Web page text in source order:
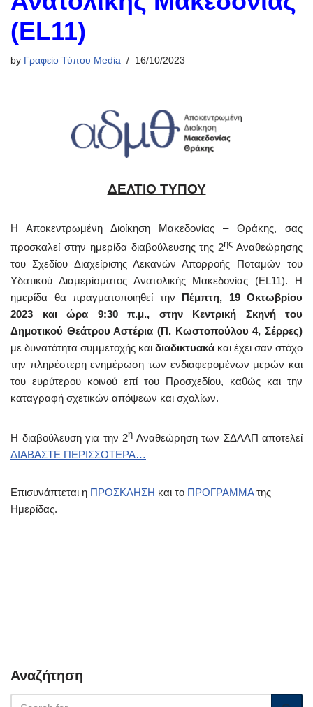
(EL11)
by Γραφείο Τύπου Media 16/10/2023
ΔΕΛΤΙΟ ΤΥΠΟΥ
Η Αποκεντρωμένη Διοίκηση Μακεδονίας – Θράκης, σας
προσκαλεί στην ημερίδα διαβούλευσης της 2ης Αναθεώρησης
του Σχεδίου Διαχείρισης Λεκανών Απορροής Ποταμών του
Υδατικού Διαμερίσματος Ανατολικής Μακεδονίας (EL11). H
ημερίδα θα πραγματοποιηθεί την Πέμπτη, 19 Οκτωβρίου
2023 και ώρα 9:30 π.μ., στην Κεντρική Σκηνή του
Δημοτικού Θεάτρου Αστέρια (Π. Κωστοπούλου 4, Σέρρες)
με δυνατότητα συμμετοχής και διαδικτυακά και έχει σαν στόχο
την πληρέστερη ενημέρωση των ενδιαφερομένων μερών και
του ευρύτερου κοινού επί του Προσχεδίου, καθώς και την
καταγραφή σχετικών απόψεων και σχολίων.
Η διαβούλευση για την 2η Αναθεώρηση των ΣΔΛΑΠ αποτελεί
ΔΙΑΒΑΣΤΕ ΠΕΡΙΣΣΟΤΕΡΑ…
Επισυνάπτεται η ΠΡΟΣΚΛΗΣΗ και το ΠΡΟΓΡΑΜΜΑτης
Ημερίδας.
Αναζήτηση